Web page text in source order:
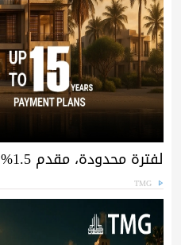
لفترة محدودة، مقدم 1.5% وتقسيط حتى 15 سنة
TMG